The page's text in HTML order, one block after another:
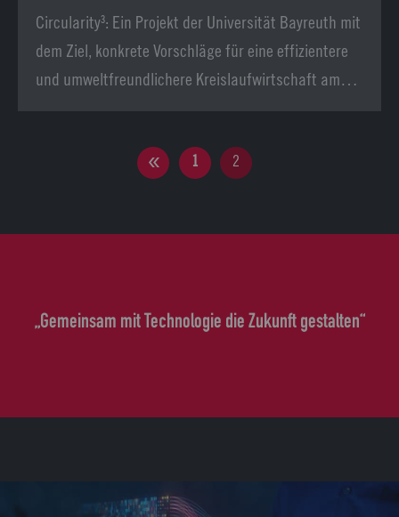
Circularity³: Ein Projekt der Universität Bayreuth mit
dem Ziel, konkrete Vorschläge für eine effizientere
und umweltfreundlichere Kreislaufwirtschaft am…
1 2
„Gemeinsam mit Technologie die Zukunft gestalten“